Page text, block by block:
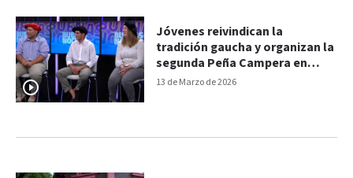
13 de Marzo de 2026
Jóvenes reivindican la
tradición gaucha y organizan la
segunda Peña Campera en
Espinillo